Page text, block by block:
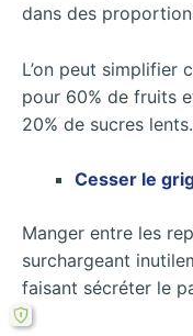
dans des
L’on peut simplifier
pour 60% de fruits
20% de sucres lents.
Cesser le
Manger entre les
surchargeant
faisant sécréter le